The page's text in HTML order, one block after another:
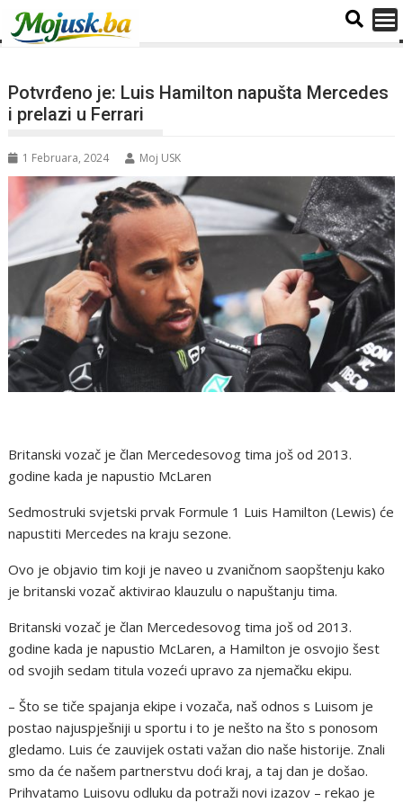
Potvrđeno je: Luis Hamilton napušta Mercedes
i prelazi u Ferrari
1 Februara, 2024 Moj USK
Britanski vozač je član Mercedesovog tima još od 2013.
godine kada je napustio McLaren
Sedmostruki svjetski prvak Formule 1 Luis Hamilton (Lewis) će
napustiti Mercedes na kraju sezone.
Ovo je objavio tim koji je naveo u zvaničnom saopštenju kako
je britanski vozač aktivirao klauzulu o napuštanju tima.
Britanski vozač je član Mercedesovog tima još od 2013.
godine kada je napustio McLaren, a Hamilton je osvojio šest
od svojih sedam titula vozeći upravo za njemačku ekipu.
– Što se tiče spajanja ekipe i vozača, naš odnos s Luisom je
postao najuspješniji u sportu i to je nešto na što s ponosom
gledamo. Luis će zauvijek ostati važan dio naše historije. Znali
smo da će našem partnerstvu doći kraj, a taj dan je došao.
Prihvatamo Luisovu odluku da potraži novi izazov – rekao je